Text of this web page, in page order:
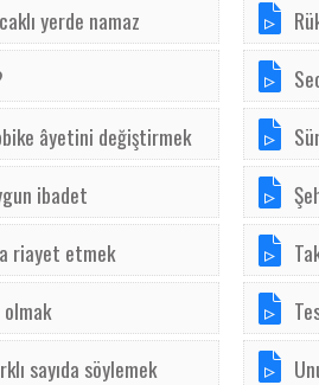
yerde namaz
âyetini değiştirmek
ibadet
riayet etmek
sayıda söylemek